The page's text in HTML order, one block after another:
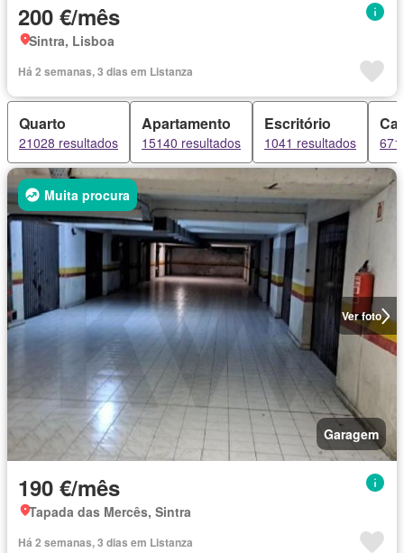
200 €/mês
Sintra, Lisboa
Há 2 semanas, 3 dias em Listanza
Quarto
21028 resultados
Apartamento
15140 resultados
Escritório
1041 resultados
Ver foto
Muita procura
Garagem
190 €/mês
Tapada das Mercês, Sintra
Há 2 semanas, 3 dias em Listanza